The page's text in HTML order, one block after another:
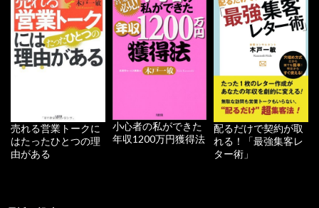
売れる営業トークに
はたったひとつの理
由がある
小心者の私ができた
年収1200万円獲得法
配るだけで契約が取
れる！「最強集客レ
ター術」